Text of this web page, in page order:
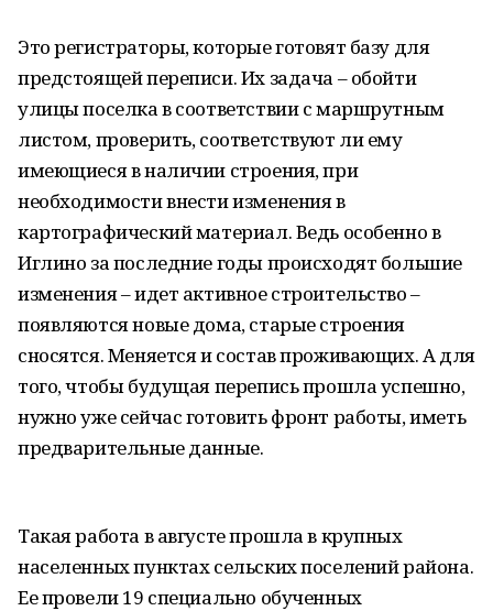
Это регистраторы, которые готовят базу для
предстоящей переписи. Их задача – обойти
улицы поселка в соответствии с маршрутным
листом, проверить, соответствуют ли ему
имеющиеся в наличии строения, при
необходимости внести изменения в
картографический материал. Ведь особенно в
Иглино за последние годы происходят большие
изменения – идет активное строительство –
появляются новые дома, старые строения
сносятся. Меняется и состав проживающих. А для
того, чтобы будущая перепись прошла успешно,
нужно уже сейчас готовить фронт работы, иметь
предварительные данные.
Такая работа в августе прошла в крупных
населенных пунктах сельских поселений района.
Ее провели 19 специально обученных